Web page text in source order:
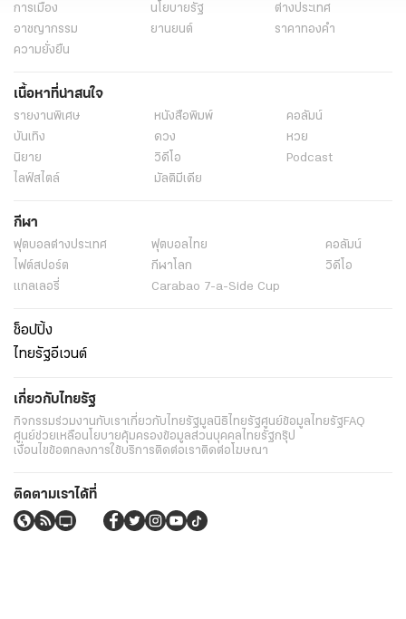
การเมือง
นโยบายรัฐ
ต่างประเทศ
อาชญากรรม
ยานยนต์
ราคาทองคำ
ความยั่งยืน
เนื้อหาที่น่าสนใจ
รายงานพิเศษ หนังสือพิมพ์
คอลัมน์
บันเทิง
ดวง
หวย
นิยาย
วิดีโอ
Podcast
ไลฟ์สไตล์
มัลติมีเดีย
กีฬา
ฟุตบอลต่่างประเทศ ฟุตบอลไทย
คอลัมน์
ไฟต์สปอร์ต
กีฬาโลก
วิดีโอ
แกลเลอรี่
Carabao 7-a-Side Cup
ช็อปปิ้ง
ไทยรัฐอีเวนต์
เกี่ยวกับไทยรัฐ
กิจกรรมร่วมงานกับเราเกี่ยวกับไทยรัฐมูลนิธิไทยรัฐศูนย์ข้อมูลไทยรัฐFAQ
ศูนย์ช่วยเหลือนโยบายคุ้มครองข้อมูลส่วนบุคคลไทยรัฐกรุ๊ป
เงื่อนไขข้อตกลงการใช้บริการติดต่อเราติดต่อโฆษณา
ติดตามเราได้ที่